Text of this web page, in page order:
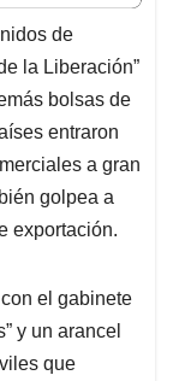
de
la Liberación”
bolsas de
entraron
a gran
golpea a
exportación.
el gabinete
y un arancel
que